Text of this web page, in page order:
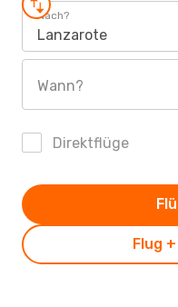
Nach?
Lanzarote
Wann?
Direktflüge
Flug